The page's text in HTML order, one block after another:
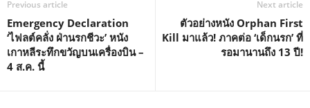
Previous article
Emergency Declaration
‘ไฟลต์คลั่ง ฝ่านรกชีวะ’ หนัง
เกาหลีระทึกขวัญบนเครื่องบิน –
4 ส.ค. นี้
Next article
ตัวอย่างหนัง Orphan First
Kill มาแล้ว! ภาคต่อ ‘เด็กนรก’ ที่
รอมานานถึง 13 ปี!